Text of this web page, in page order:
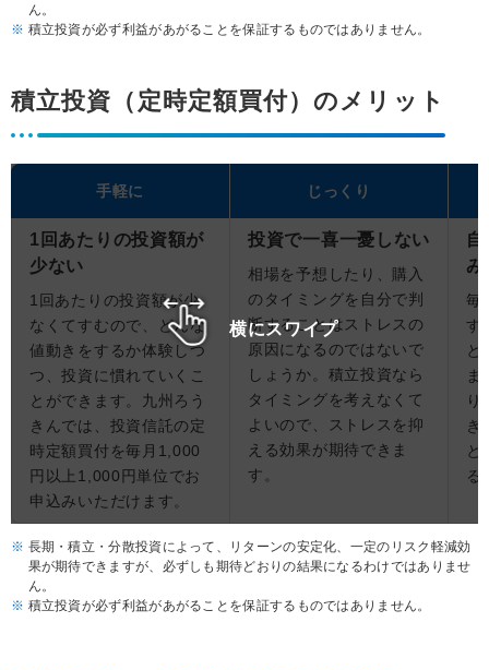
ん。
積立投資が必ず利益があがることを保証するものではありません。
積立投資（定時定額買付）のメリット
手軽に じっくり
1回あたりの投資額が
少ない
1回あたりの投資額が少
なくてすむので、どんな
値動きをするか体験しつ
つ、投資に慣れていくこ
とができます。九州ろう
きんでは、投資信託の定
時定額買付を毎月1,000
円以上1,000円単位でお
申込みいただけます。
投資で一喜一憂しない
相場を予想したり、購入
のタイミングを自分で判
断することはストレスの
原因になるのではないで
しょうか。積立投資なら
タイミングを考えなくて
よいので、ストレスを抑
える効果が期待できま
す。
み
毎
す
と
ま
り
き
と
る
横にスワイプ
長期・積立・分散投資によって、リターンの安定化、一定のリスク軽減効
果が期待できますが、必ずしも期待どおりの結果になるわけではありませ
ん。
積立投資が必ず利益があがることを保証するものではありません。